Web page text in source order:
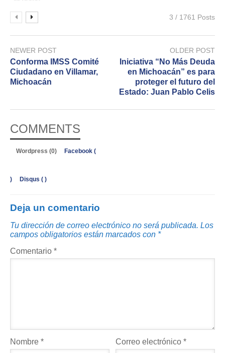
3 / 1761 Posts
NEWER POST
Conforma IMSS Comité
Ciudadano en Villamar,
Michoacán
OLDER POST
Iniciativa “No Más Deuda
en Michoacán” es para
proteger el futuro del
Estado: Juan Pablo Celis
COMMENTS
Wordpress (0) Facebook (
) Disqus ( )
Deja un comentario
Tu dirección de correo electrónico no será publicada. Los
campos obligatorios están marcados con *
Comentario *
Nombre * Correo electrónico*